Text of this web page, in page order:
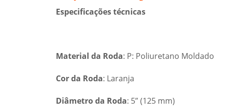
Especificações técnicas
Material da Roda: P: Poliuretano Moldado
Cor da Roda: Laranja
Diâmetro da Roda: 5” (125 mm)